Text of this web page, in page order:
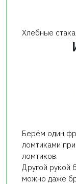
Хлебные
Берём один
ломтиками
ломтиков.
Другой рукой
можно даже